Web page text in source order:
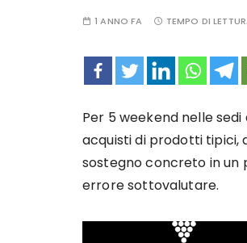
1 ANNO FA TEMPO DI
Per 5 weekend nelle
acquisti di prodotti tipici,
sostegno concreto in un
errore sottovalutare.